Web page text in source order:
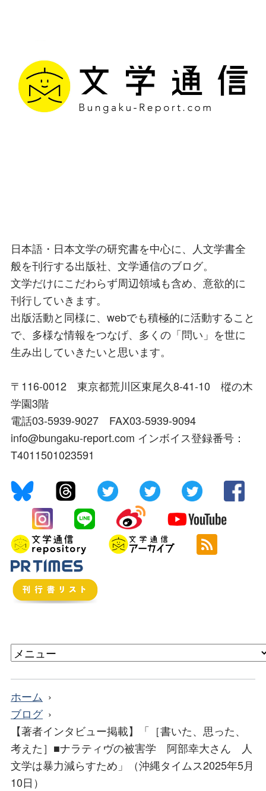
日本語・日本文学の研究書を中心に、人文学書全
般を刊行する出版社、文学通信のブログ。
文学だけにこだわらず周辺領域も含め、意欲的に
刊行していきます。
出版活動と同様に、webでも積極的に活動すること
で、多様な情報をつなげ、多くの「問い」を世に
生み出していきたいと思います。
〒116-0012 東京都荒川区東尾久8-41-10 樅の木
学園3階
電話03-5939-9027 FAX03-5939-9094
info@bungaku-report.com インボイス登録番号：
T4011501023591
ホーム
ブログ
【著者インタビュー掲載】「［書いた、思った、
考えた］■ナラティヴの被害学 阿部幸大さん 人
文学は暴力減らすため」（沖縄タイムス2025年5月
10日）